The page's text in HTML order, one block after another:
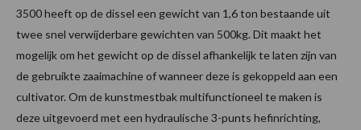
3500 heeft op de dissel een gewicht van 1,6 ton bestaande uit
twee snel verwijderbare gewichten van 500kg. Dit maakt het
mogelijk om het gewicht op de dissel afhankelijk te laten zijn van
de gebruikte zaaimachine of wanneer deze is gekoppeld aan een
cultivator. Om de kunstmestbak multifunctioneel te maken is
deze uitgevoerd met een hydraulische 3-punts hefinrichting,